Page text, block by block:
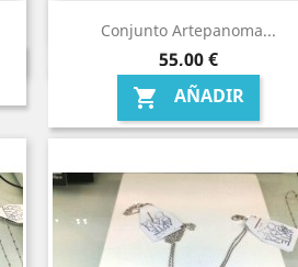
Conjunto Artepanoma...
Precio
55,00 €
 AÑADIR